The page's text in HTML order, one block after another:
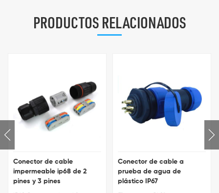
PRODUCTOS RELACIONADOS
Conector de cable
impermeable ip68 de 2
pines y 3 pines
Conector de cable a
prueba de agua de
plástico IP67